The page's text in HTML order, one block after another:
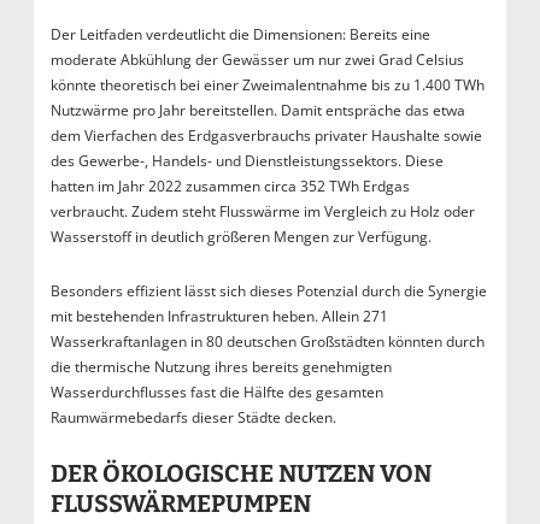
Der Leitfaden verdeutlicht die Dimensionen: Bereits eine
moderate Abkühlung der Gewässer um nur zwei Grad Celsius
könnte theoretisch bei einer Zweimalentnahme bis zu 1.400 TWh
Nutzwärme pro Jahr bereitstellen. Damit entspräche das etwa
dem Vierfachen des Erdgasverbrauchs privater Haushalte sowie
des Gewerbe-, Handels- und Dienstleistungssektors. Diese
hatten im Jahr 2022 zusammen circa 352 TWh Erdgas
verbraucht. Zudem steht Flusswärme im Vergleich zu Holz oder
Wasserstoff in deutlich größeren Mengen zur Verfügung.
Besonders effizient lässt sich dieses Potenzial durch die Synergie
mit bestehenden Infrastrukturen heben. Allein 271
Wasserkraftanlagen in 80 deutschen Großstädten könnten durch
die thermische Nutzung ihres bereits genehmigten
Wasserdurchflusses fast die Hälfte des gesamten
Raumwärmebedarfs dieser Städte decken.
DER ÖKOLOGISCHE NUTZEN VON
FLUSSWÄRMEPUMPEN